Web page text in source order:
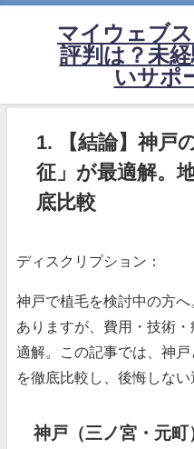
マイウェブ
評判は？未
いサポ
1. 【結論】神戸
征」が最適解。
底比較
ディスクリプション：
神戸で植毛を検討中の方
ありますが、費用・技術
適解。この記事では、神
を徹底比較し、後悔しない
神戸（三ノ宮・元